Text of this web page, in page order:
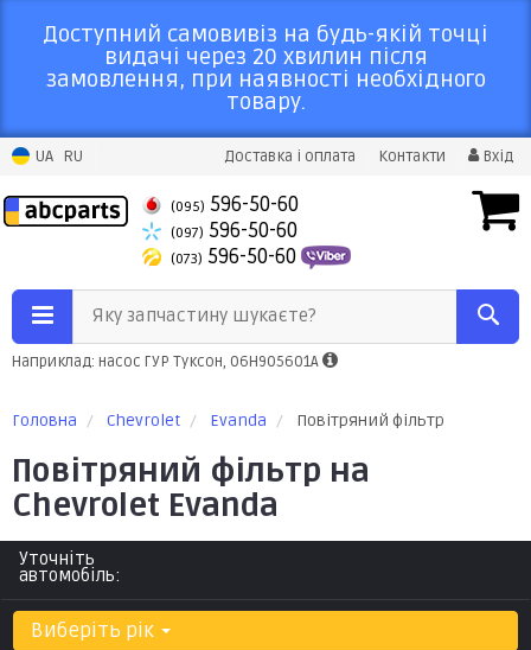
Доступний самовивіз на будь-якій точці
видачі через 20 хвилин після
замовлення, при наявності необхідного
товару.
UA RU Доставка і оплата Контакти Вхід
(095) 596-50-60
(097) 596-50-60
(073) 596-50-60
Яку запчастину шукаєте?
Наприклад: насос ГУР Туксон, 06H905601A
Головна Chevrolet Evanda Повітряний фільтр
Повітряний фільтр на
Chevrolet Evanda
Уточніть
автомобіль:
Виберіть рік